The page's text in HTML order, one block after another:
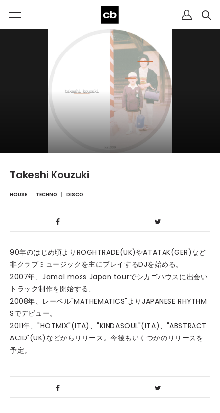
Takeshi Kouzuki
HOUSE TECHNO DISCO
90年のはじめ頃よりROGHTRADE(UK)やATATAK(GER)など
非クラブミュージックを主にプレイするDJを始める。
2007年、Jamal moss Japan tourでシカゴハウスに出会い
トラック制作を開始する、
2008年、レーベル"MATHEMATICS"よりJAPANESE RHYTHM
Sでデビュー。
2011年、"HOTMIX"(ITA)、"KINDASOUL"(ITA)、"ABSTRACT
ACID"(UK)などからリリース。今後もいくつかのリリースを
予定。